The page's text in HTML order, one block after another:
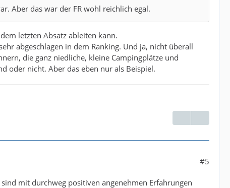
Aber das war der FR wohl reichlich egal.
letzten Absatz ableiten kann.
abgeschlagen in dem Ranking. Und ja, nicht überall
die ganz niedliche, kleine Campingplätze und
oder nicht. Aber das eben nur als Beispiel.
#5
mit durchweg positiven angenehmen Erfahrungen